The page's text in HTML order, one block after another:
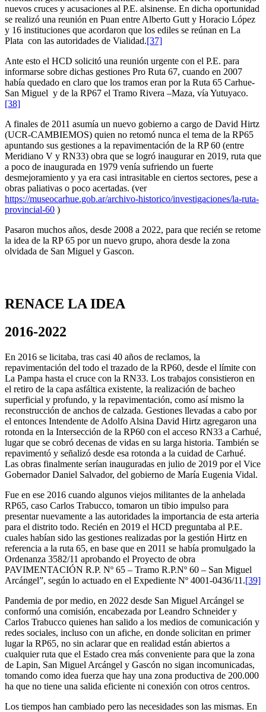
nuevos cruces y acusaciones al P.E. alsinense. En dicha oportunidad
se realizó una reunión en Puan entre Alberto Gutt y Horacio López
y 16 instituciones que acordaron que los ediles se reúnan en La
Plata con las autoridades de Vialidad.[37]
Ante esto el HCD solicitó una reunión urgente con el P.E. para
informarse sobre dichas gestiones Pro Ruta 67, cuando en 2007
había quedado en claro que los tramos eran por la Ruta 65 Carhue-
San Miguel y de la RP67 el Tramo Rivera –Maza, vía Yutuyaco.
[38]
A finales de 2011 asumía un nuevo gobierno a cargo de David Hirtz
(UCR-CAMBIEMOS) quien no retomó nunca el tema de la RP65
apuntando sus gestiones a la repavimentación de la RP 60 (entre
Meridiano V y RN33) obra que se logró inaugurar en 2019, ruta que
a poco de inaugurada en 1979 venía sufriendo un fuerte
desmejoramiento y ya era casi intrasitable en ciertos sectores, pese a
obras paliativas o poco acertadas. (ver
https://museocarhue.gob.ar/archivo-historico/investigaciones/la-ruta-
provincial-60 )
Pasaron muchos años, desde 2008 a 2022, para que recién se retome
la idea de la RP 65 por un nuevo grupo, ahora desde la zona
olvidada de San Miguel y Gascon.
RENACE LA IDEA
2016-2022
En 2016 se licitaba, tras casi 40 años de reclamos, la
repavimentación del todo el trazado de la RP60, desde el límite con
La Pampa hasta el cruce con la RN33. Los trabajos consistieron en
el retiro de la capa asfáltica existente, la realización de bacheo
superficial y profundo, y la repavimentación, como así mismo la
reconstrucción de anchos de calzada. Gestiones llevadas a cabo por
el entonces Intendente de Adolfo Alsina David Hirtz agregaron una
rotonda en la Intersección de la RP60 con el acceso RN33 a Carhué,
lugar que se cobró decenas de vidas en su larga historia. También se
repavimentó y señalizó desde esa rotonda a la cuidad de Carhué.
Las obras finalmente serían inauguradas en julio de 2019 por el Vice
Gobernador Daniel Salvador, del gobierno de María Eugenia Vidal.
Fue en ese 2016 cuando algunos viejos militantes de la anhelada
RP65, caso Carlos Trabucco, tomaron un tibio impulso para
presentar nuevamente a las autoridades la importancia de esta arteria
para el distrito todo. Recién en 2019 el HCD preguntaba al P.E.
cuales habían sido las gestiones realizadas por la gestión Hirtz en
referencia a la ruta 65, en base que en 2011 se había promulgado la
Ordenanza 3582/11 aprobando el Proyecto de obra
PAVIMENTACIÓN R.P. Nº 65 – Tramo R.P.Nº 60 – San Miguel
Arcángel”, según lo actuado en el Expediente Nº 4001-0436/11.[39]
Pandemia de por medio, en 2022 desde San Miguel Arcángel se
conformó una comisión, encabezada por Leandro Schneider y
Carlos Trabucco quienes han salido a los medios de comunicación y
redes sociales, incluso con un afiche, en donde solicitan en primer
lugar la RP65, no sin aclarar que en realidad están abiertos a
cualquier ruta que el Estado crea más conveniente para que la zona
de Lapin, San Miguel Arcángel y Gascón no sigan incomunicadas,
tomando como idea fuerza que hay una zona productiva de 200.000
ha que no tiene una salida eficiente ni conexión con otros centros.
Los tiempos han cambiado pero las necesidades son las mismas. En